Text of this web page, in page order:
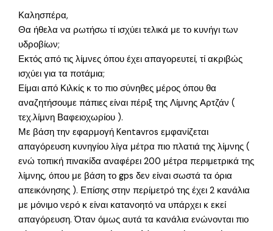
Καλησπέρα,
Θα ήθελα να ρωτήσω τί ισχύει τελικά με το κυνήγι των
υδροβίων;
Εκτός από τις λίμνες όπου έχει απαγορευτεί, τί ακριβώς
ισχύει για τα ποτάμια;
Είμαι από Κιλκίς κ το πιο σύνηθες μέρος όπου θα
αναζητήσουμε πάπιες είναι πέριξ της Λίμνης Αρτζάν (
τεχ.λίμνη Βαφειοχωρίου ).
Με βάση την εφαρμογή Kentavros εμφανίζεται
απαγόρευση κυνηγίου λίγα μέτρα πιο πλατιά της λίμνης (
ενώ τοπική πινακίδα αναφέρει 200 μέτρα περιμετρικά της
λίμνης, όπου με βάση το gps δεν είναι σωστά τα όρια
απεικόνησης ). Επίσης στην περίμετρό της έχει 2 κανάλια
με μόνιμο νερό κ είναι κατανοητό να υπάρχει κ εκεί
απαγόρευση. Όταν όμως αυτά τα κανάλια ενώνονται πιο